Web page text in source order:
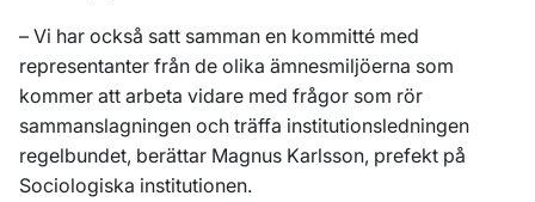
– Vi har också satt samman en kommitté med
representanter från de olika ämnesmiljöerna som
kommer att arbeta vidare med frågor som rör
sammanslagningen och träffa institutionsledningen
regelbundet, berättar Magnus Karlsson, prefekt på
Sociologiska institutionen.